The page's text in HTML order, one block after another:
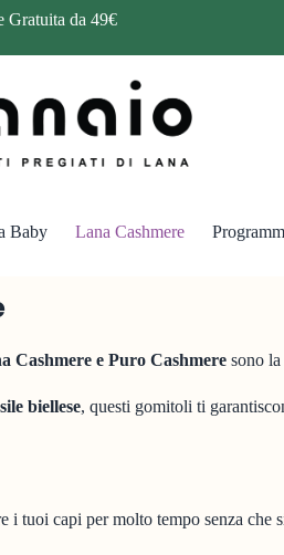
Gratuita da 49€
Baby Lana Cashmere
Cashmere e Puro Cashmere sono la
biellese, questi gomitoli ti
i tuoi capi per molto tempo senza che